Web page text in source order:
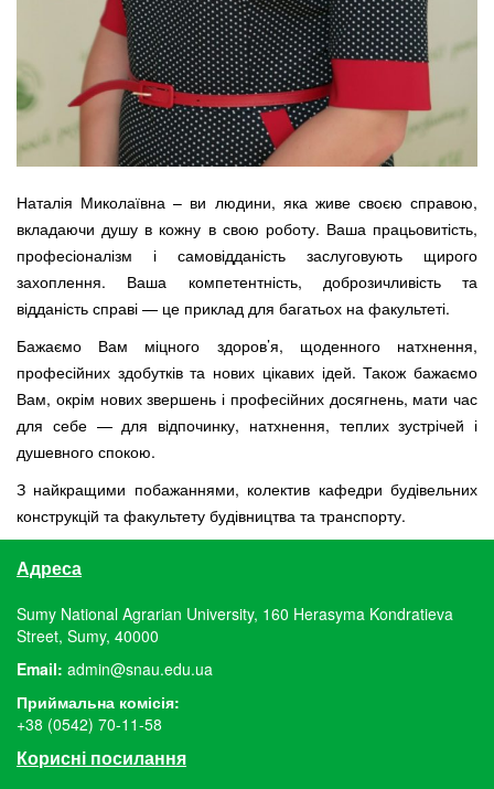
Наталія Миколаївна – ви людини, яка живе своєю справою,
вкладаючи душу в кожну в свою роботу. Ваша працьовитість,
професіоналізм і самовідданість заслуговують щирого
захоплення. Ваша компетентність, доброзичливість та
відданість справі — це приклад для багатьох на факультеті.
Бажаємо Вам міцного здоров’я, щоденного натхнення,
професійних здобутків та нових цікавих ідей. Також бажаємо
Вам, окрім нових звершень і професійних досягнень, мати час
для себе — для відпочинку, натхнення, теплих зустрічей і
душевного спокою.
З найкращими побажаннями, колектив кафедри будівельних
конструкцій та факультету будівництва та транспорту.
Адреса
Sumy National Agrarian University, 160 Herasyma Kondratieva
Street, Sumy, 40000
Email: admin@snau.edu.ua
Приймальна комісія:
+38 (0542) 70-11-58
Корисні посилання